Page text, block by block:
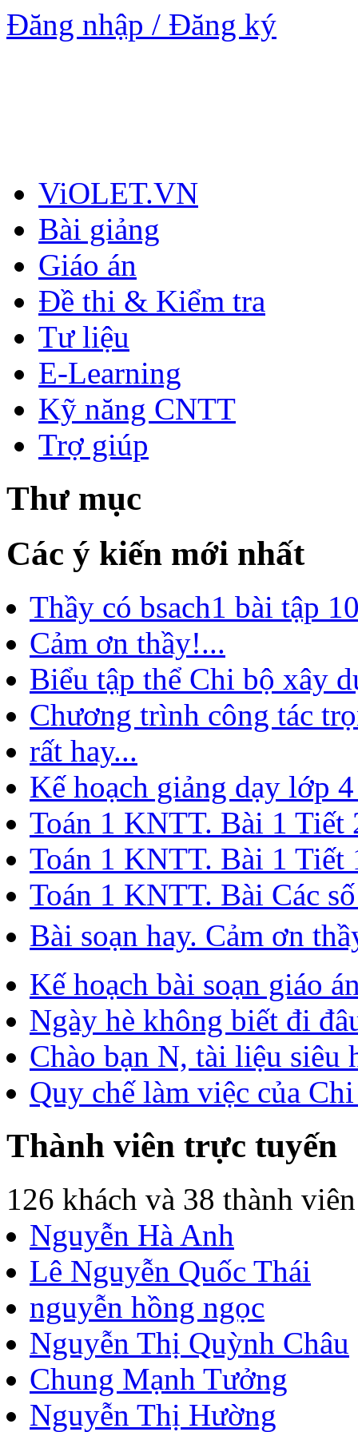
Đăng nhập / Đăng ký
ViOLET.VN
Bài giảng
Giáo án
Đề thi & Kiểm tra
Tư liệu
E-Learning
Kỹ năng CNTT
Trợ giúp
Thư mục
Các ý kiến mới nhất
Thầy có bsach1 bài tập
Cảm ơn thầy!...
Biểu tập thể Chi bộ xây
Chương trình công tác
rất hay...
Kế hoạch giảng dạy lớp
Toán 1 KNTT. Bài 1 Tiết
Toán 1 KNTT. Bài 1 Tiết
Toán 1 KNTT. Bài Các
Bài soạn hay. Cảm
Kế hoạch bài soạn giáo
Ngày hè không biết đi
Chào bạn N, tài liệu siêu
Quy chế làm việc của
Thành viên trực tuyến